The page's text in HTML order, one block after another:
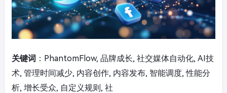
关键词 ：PhantomFlow, 品牌成长, 社交媒体自动化, AI技
术, 管理时间减少, 内容创作, 内容发布, 智能调度, 性能分
析, 增长受众, 自定义规则, 社